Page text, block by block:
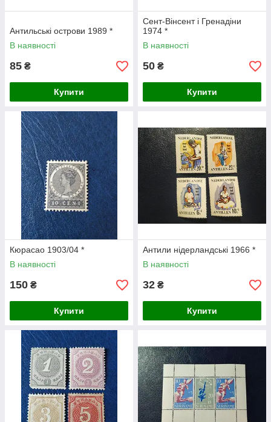
Антильські острови 1989 *
В наявності
85 ₴
Купити
Сент-Вінсент і Гренадіни
1974 *
В наявності
50 ₴
Купити
Кюрасао 1903/04 *
В наявності
150 ₴
Купити
Антили нідерландські 1966 *
В наявності
32 ₴
Купити